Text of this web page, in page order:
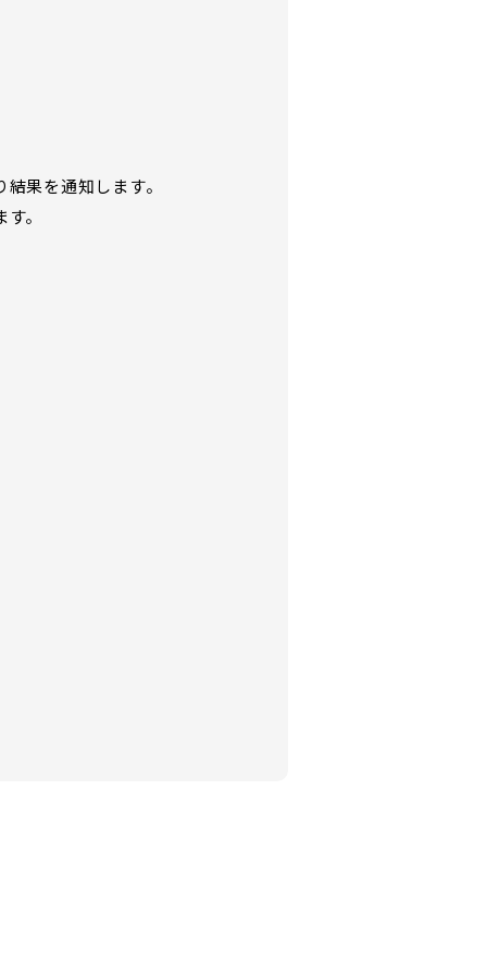
果を通知します。
。